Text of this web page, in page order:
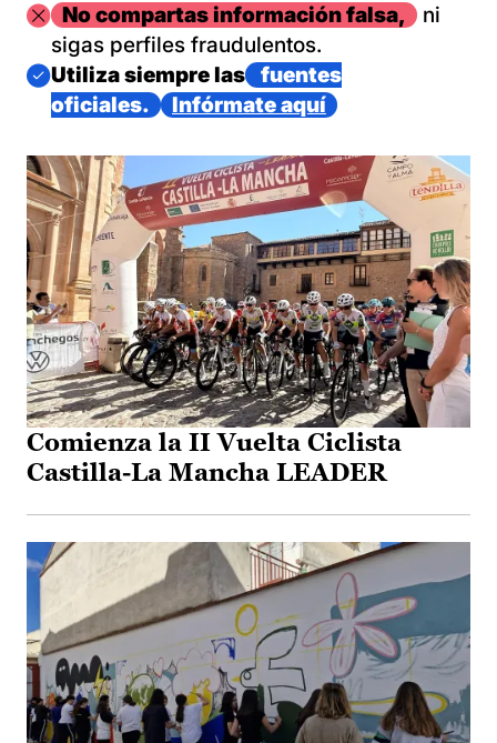
ImagenNo compartas información falsa,
ni
sigas perfiles fraudulentos.
Imagen
Utiliza siempre las
fuentes
oficiales.
Infórmate aquí
Comienza la II Vuelta Ciclista
Castilla-La Mancha LEADER